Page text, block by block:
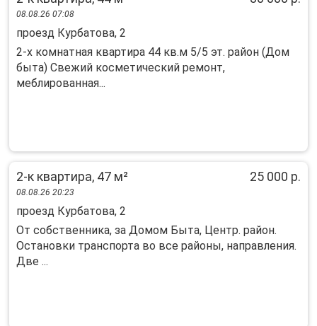
08.08.26 07:08
проезд Курбатова, 2
2-х комнатная квартира 44 кв.м 5/5 эт. район (Дом
быта) Свежий косметический ремонт,
меблированная...
2-к квартира, 47 м² 25 000 р.
08.08.26 20:23
проезд Курбатова, 2
От собственника, за Домом Быта, Центр. район.
Остановки транспорта во все районы, направления.
Две ...